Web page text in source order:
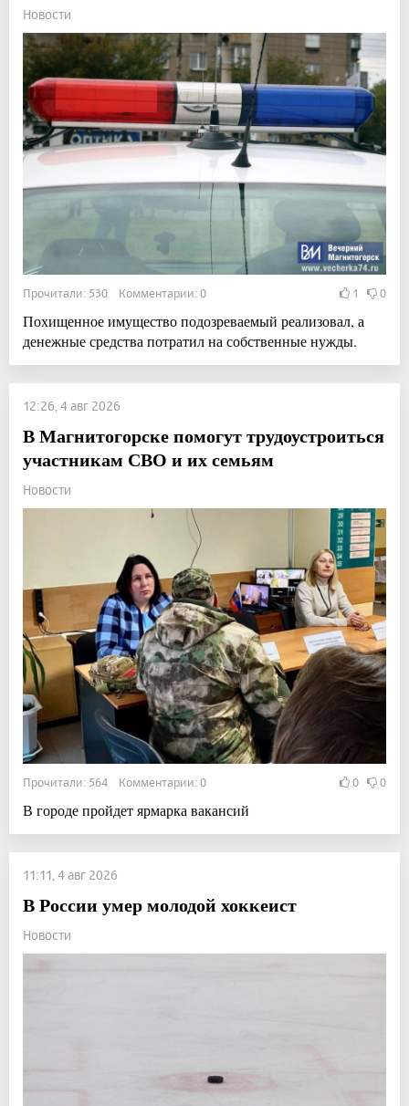
Новости
Прочитали: 530 Комментарии: 0 1 0
Похищенное имущество подозреваемый реализовал, а
денежные средства потратил на собственные нужды.
12:26, 4 авг 2026
В Магнитогорске помогут трудоустроиться
участникам СВО и их семьям
Новости
Прочитали: 564 Комментарии: 0 0 0
В городе пройдет ярмарка вакансий
11:11, 4 авг 2026
В России умер молодой хоккеист
Новости